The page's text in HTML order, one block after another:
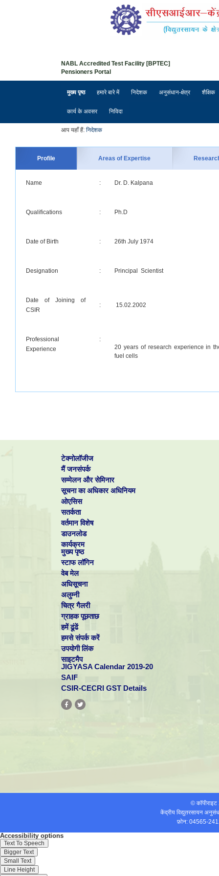
NABL Accredited Test Facility [BPTEC]
Pensioners Portal
मुख्य पृष्ठ हमारे बारे में निदेशक अनुसंधान-क्षेत्र शैक्षिक
कार्य के अवसर निविदा
आप यहाँ हैं: निदेशक
Profile Areas of Expertise
Name : Dr. D. Kalpana
Qualifications : Ph.D
Date of Birth : 26th July 1974
Designation : Principal Scientist
Date of Joining of
CSIR
: 15.02.2002
Professional
Experience
:
20 years of research experience in
fuel cells
टेक्नोलॉजीज
मैं जनसंपर्क
सम्मेलन और सेमिनार
सूचना का अधिकार अधिनियम
ओएसिस
सतर्कता
वर्तमान विशेष
डाउनलोड
कार्यक्रम
मुख्य पृष्ठ
स्टाफ लॉगिन
वेब मेल
अधिसूचना
अलुम्नी
चित्र गैलरी
ग्राहक पूछताछ
हमें ढूंढें
हमसे संपर्क करें
उपयोगी लिंक
साइटमैप
JIGYASA Calendar 2019-20
SAIF
CSIR-CECRI GST Details
©
केंद्रीय विद्युतरसायन
फ़ोन: 04565-
Accessibility options
Text To Speech
Bigger Text
Small Text
Line Height